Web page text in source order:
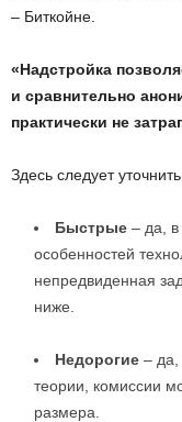
– Биткойне.
«Надстройка
и сравнительно
практически не
Здесь следует
Быстрые – да,
особенностей
непредвиденная
ниже.
Недорогие – да,
теории, комиссии
размера.